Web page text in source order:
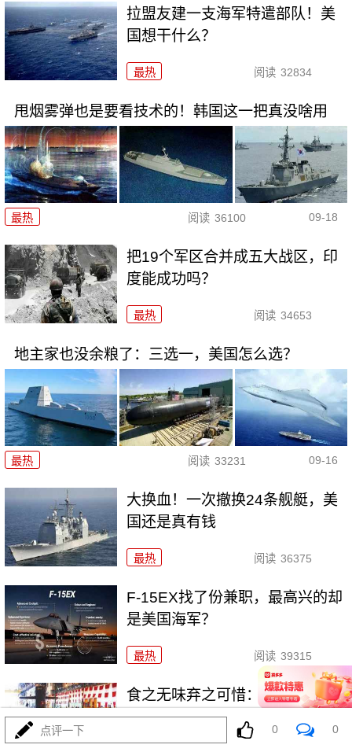
拉盟友建一支海军特遣部队！美
国想干什么？
最热 阅读 32834
甩烟雾弹也是要看技术的！韩国这一把真没啥用
最热 阅读 36100 09-18
把19个军区合并成五大战区，印
度能成功吗？
最热 阅读 34653
地主家也没余粮了：三选一，美国怎么选？
最热 阅读 33231 09-16
大换血！一次撤换24条舰艇，美
国还是真有钱
最热 阅读 36375
F-15EX找了份兼职，最高兴的却
是美国海军？
最热 阅读 39315
食之无味弃之可惜：核潜艇是不
是印度的鸡肋？
点评一下 0 0